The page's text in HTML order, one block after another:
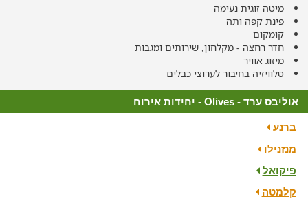
מיטה זוגית נעימה
פינת קפה ותה
קומקום
חדר רחצה - מקלחון, שירותים ומגבות
מיזוג אוויר
טלוויזיה בחיבור לערוצי כבלים
אוליבס ערד - Olives - יחידות אירוח
ברנע
מנזנילו
פיקואל
קלמטה